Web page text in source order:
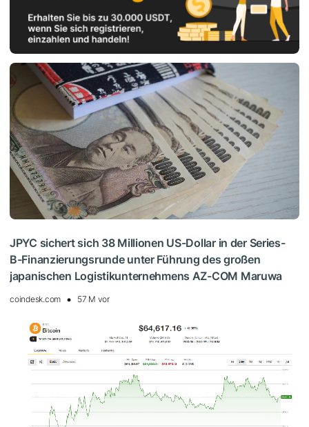
JPYC sichert sich 38 Millionen US-Dollar in der Series-
B-Finanzierungsrunde unter Führung des großen
japanischen Logistikunternehmens AZ-COM Maruwa
coindesk.com 57 M vor